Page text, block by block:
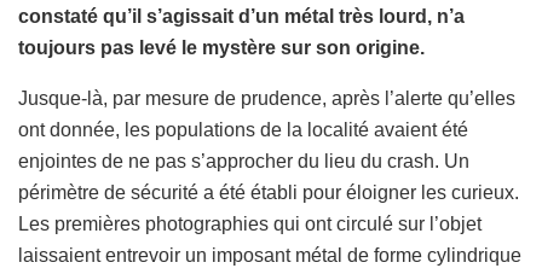
constaté qu’il s’agissait d’un métal très lourd, n’a
toujours pas levé le mystère sur son origine.
Jusque-là, par mesure de prudence, après l’alerte qu’elles
ont donnée, les populations de la localité avaient été
enjointes de ne pas s’approcher du lieu du crash. Un
périmètre de sécurité a été établi pour éloigner les curieux.
Les premières photographies qui ont circulé sur l’objet
laissaient entrevoir un imposant métal de forme cylindrique